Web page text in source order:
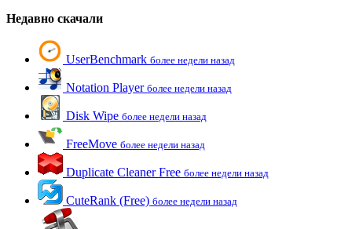
Недавно скачали
UserBenchmark более недели назад
Notation Player более недели назад
Disk Wipe более недели назад
FreeMove более недели назад
Duplicate Cleaner Free более недели назад
CuteRank (Free) более недели назад